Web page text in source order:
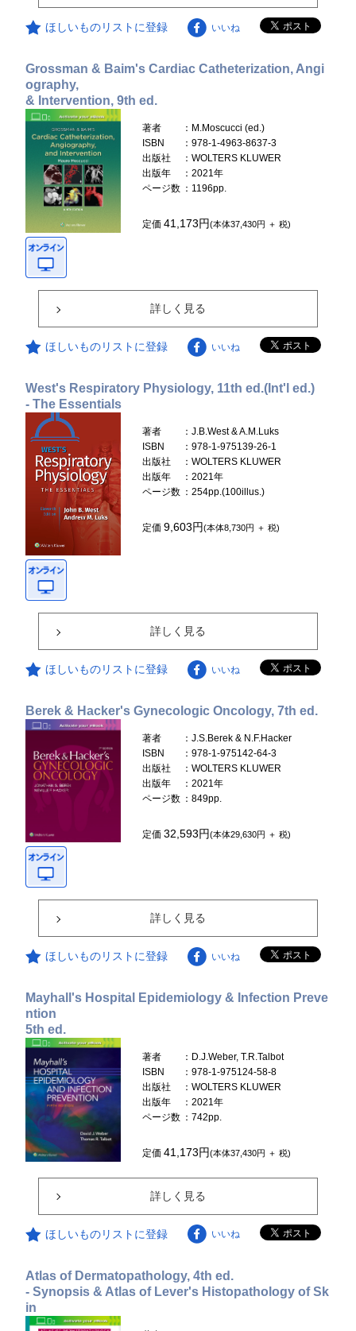
ほしいものリストに登録 いいね
Grossman & Baim's Cardiac Catheterization, Angi
ography,
& Intervention, 9th ed.
著者
：M.Moscucci (ed.)
ISBN
：978-1-4963-8637-3
出版社
：WOLTERS KLUWER
出版年
：2021年
ページ数 ：1196pp.
定価41,173円(本体37,430円 ＋ 税)
詳しく見る
ほしいものリストに登録 いいね
West's Respiratory Physiology, 11th ed.(Int'l ed.)
- The Essentials
著者
：J.B.West & A.M.Luks
ISBN
：978-1-975139-26-1
出版社
：WOLTERS KLUWER
出版年
：2021年
ページ数 ：254pp.(100illus.)
定価9,603円(本体8,730円 ＋ 税)
詳しく見る
ほしいものリストに登録 いいね
Berek & Hacker's Gynecologic Oncology, 7th ed.
著者
：J.S.Berek & N.F.Hacker
ISBN
：978-1-975142-64-3
出版社
：WOLTERS KLUWER
出版年
：2021年
ページ数 ：849pp.
定価32,593円(本体29,630円 ＋ 税)
詳しく見る
ほしいものリストに登録 いいね
Mayhall's Hospital Epidemiology & Infection Preve
ntion
5th ed.
著者
：D.J.Weber, T.R.Talbot
ISBN
：978-1-975124-58-8
出版社
：WOLTERS KLUWER
出版年
：2021年
ページ数 ：742pp.
定価41,173円(本体37,430円 ＋ 税)
詳しく見る
ほしいものリストに登録 いいね
Atlas of Dermatopathology, 4th ed.
- Synopsis & Atlas of Lever's Histopathology of Sk
in